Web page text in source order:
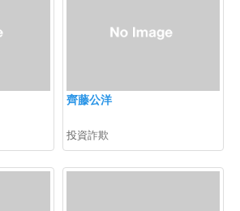
齊藤公洋
投資詐欺